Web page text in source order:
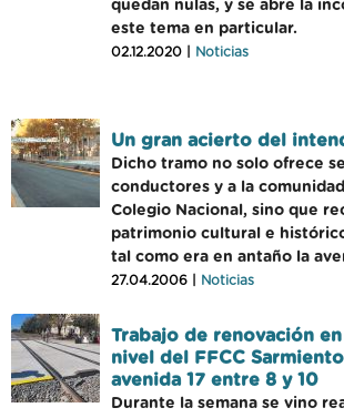
quedan nulas, y se abre la
este tema en particular.
02.12.2020 | Noticias
Un gran acierto del
Dicho tramo no solo ofrece
conductores y a la
Colegio Nacional, sino que
patrimonio cultural e
tal como era en antaño la
27.04.2006 | Noticias
Trabajo de renovación
nivel del FFCC
avenida 17 entre 8 y 10
Durante la semana se vino